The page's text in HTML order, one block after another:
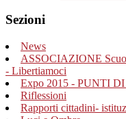
Sezioni
News
ASSOCIAZIONE
- Libertiamoci
Expo 2015 - PUNTI
Riflessioni
Rapporti cittadini-